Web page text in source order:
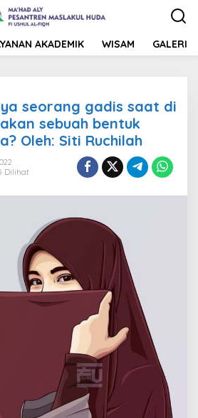
AKADEMIK WISAM GALERI
seorang gadis saat di
sebuah bentuk
Oleh: Siti Ruchilah
Dilihat